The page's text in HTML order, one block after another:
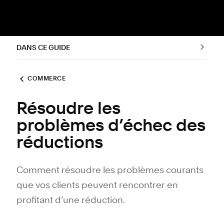
DANS CE GUIDE
COMMERCE
Résoudre les
problèmes d’échec des
réductions
Comment résoudre les problèmes courants
que vos clients peuvent rencontrer en
profitant d’une réduction.